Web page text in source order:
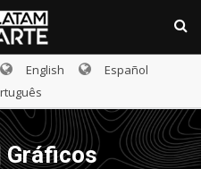
English
Español
Gráficos